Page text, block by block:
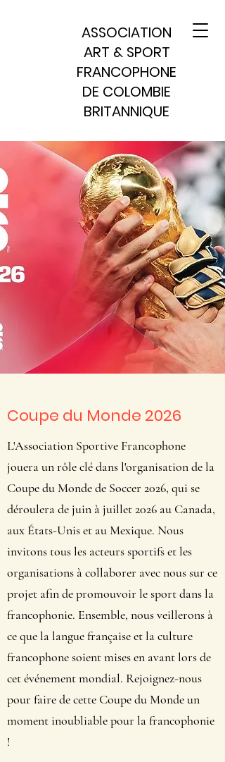
ASSOCIATION
ART & SPORT
FRANCOPHONE
DE COLOMBIE
BRITANNIQUE
Coupe du Monde 2026
L'Association Sportive Francophone
jouera un rôle clé dans l'organisation de la
Coupe du Monde de Soccer 2026, qui se
déroulera de juin à juillet 2026 au Canada,
aux États-Unis et au Mexique. Nous
invitons tous les acteurs sportifs et les
organisations à collaborer avec nous sur ce
projet afin de promouvoir le sport dans la
francophonie. Ensemble, nous veillerons à
ce que la langue française et la culture
francophone soient mises en avant lors de
cet événement mondial. Rejoignez-nous
pour faire de cette Coupe du Monde un
moment inoubliable pour la francophonie
!